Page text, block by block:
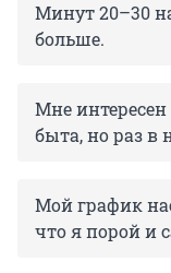
Минут 20–30
больше.
Мне интересен
быта, но раз в
Мой график
что я порой и